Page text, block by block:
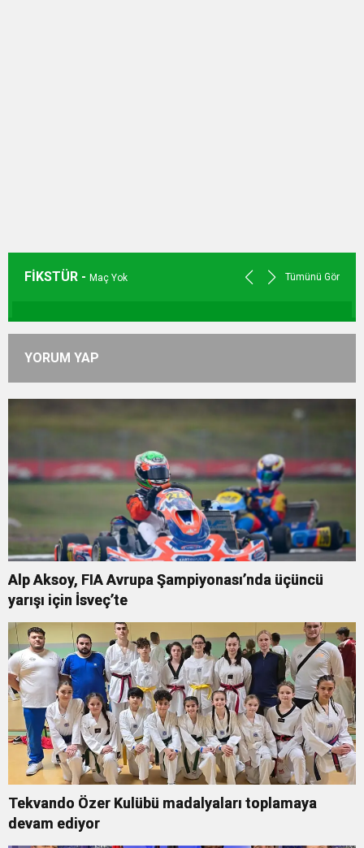
FİKSTÜR - Maç Yok Tümünü Gör
YORUM YAP
Alp Aksoy, FIA Avrupa Şampiyonası’nda üçüncü
yarışı için İsveç’te
Tekvando Özer Kulübü madalyaları toplamaya
devam ediyor